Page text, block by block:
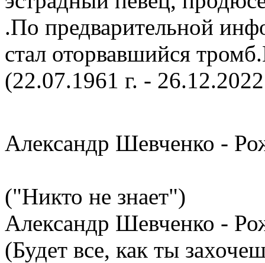
.По предварительной
стал оторвавшийся
(22.07.1961 г. -
Александр Шевченко -
("Никто не знает")
Александр Шевченко -
(Будет все, как ты